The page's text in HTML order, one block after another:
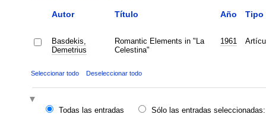
Autor Título Año Tipo
Basdekis,
Demetrius
Romantic Elements in "La
Celestina"
1961
Seleccionar todo Deseleccionar todo
Todas las entradas
Sólo las entradas seleccionadas: